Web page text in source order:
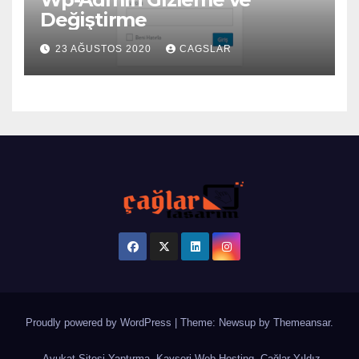
Değiştirme
23 AĞUSTOS 2020 CAGSLAR
Proudly powered by WordPress Theme: Newsup by Themeansar.